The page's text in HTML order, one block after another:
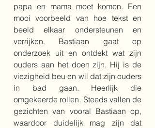
papa en mama moet komen. Een
mooi voorbeeld van hoe tekst en
beeld elkaar ondersteunen en
verrijken. Bastiaan gaat op
onderzoek uit en ontdekt wat zijn
ouders aan het doen zijn. Hij is de
viezigheid beu en wil dat zijn ouders
in bad gaan. Heerlijk die
omgekeerde rollen. Steeds vallen de
gezichten van vooral Bastiaan op,
waardoor duidelijk mag zijn dat